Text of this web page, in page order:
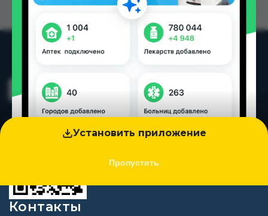
Установить приложение
Пропустить
Контакты